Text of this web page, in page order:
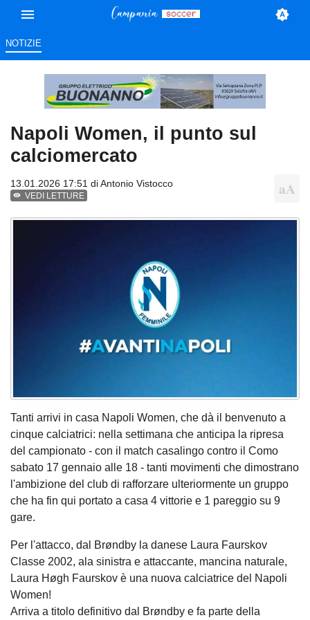
NOTIZIE
Napoli Women, il punto sul
calciomercato
13.01.2026 17:51 diAntonio Vistocco
VEDI LETTURE
Tanti arrivi in casa Napoli Women, che dà il benvenuto a
cinque calciatrici: nella settimana che anticipa la ripresa
del campionato - con il match casalingo contro il Como
sabato 17 gennaio alle 18 - tanti movimenti che dimostrano
l'ambizione del club di rafforzare ulteriormente un gruppo
che ha fin qui portato a casa 4 vittorie e 1 pareggio su 9
gare.
Per l'attacco, dal Brøndby la danese Laura Faurskov
Classe 2002, ala sinistra e attaccante, mancina naturale,
Laura Høgh Faurskov è una nuova calciatrice del Napoli
Women!
Arriva a titolo definitivo dal Brøndby e fa parte della